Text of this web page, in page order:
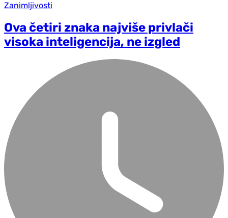
Zanimljivosti
Ova četiri znaka najviše privlači
visoka inteligencija, ne izgled